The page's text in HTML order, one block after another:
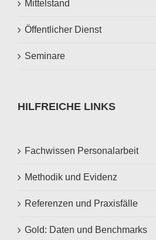
Mittelstand
Öffentlicher Dienst
Seminare
HILFREICHE LINKS
Fachwissen Personalarbeit
Methodik und Evidenz
Referenzen und Praxisfälle
Gold: Daten und Benchmarks